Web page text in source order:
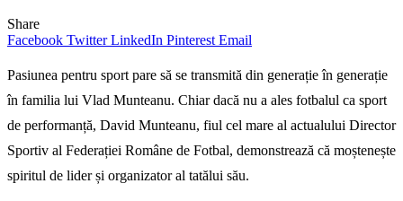
Share
Facebook Twitter LinkedIn Pinterest Email
Pasiunea pentru sport pare să se transmită din generație în generație
în familia lui Vlad Munteanu. Chiar dacă nu a ales fotbalul ca sport
de performanță, David Munteanu, fiul cel mare al actualului Director
Sportiv al Federației Române de Fotbal, demonstrează că moștenește
spiritul de lider și organizator al tatălui său.